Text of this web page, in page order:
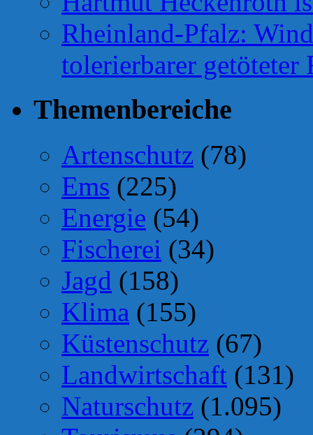
Rheinland-Pfalz:
tolerierbarer getöteter
Themenbereiche
Artenschutz (78)
Ems (225)
Energie (54)
Fischerei (34)
Jagd (158)
Klima (155)
Küstenschutz (67)
Landwirtschaft (131)
Naturschutz (1.095)